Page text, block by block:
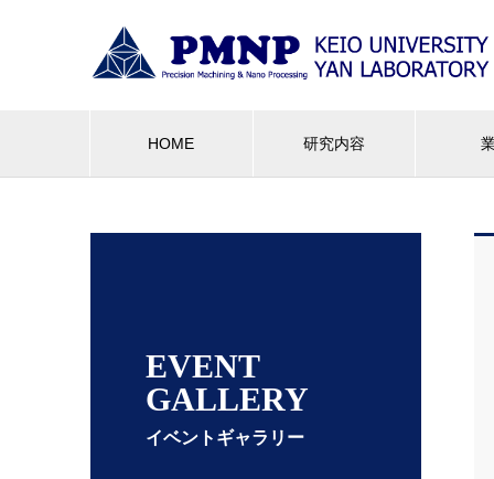
HOME 研究内容
EVENT
GALLERY
イベントギャラリー